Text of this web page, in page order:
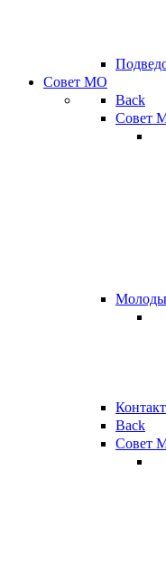
Совет МО
Back
Совет
Back
Совет